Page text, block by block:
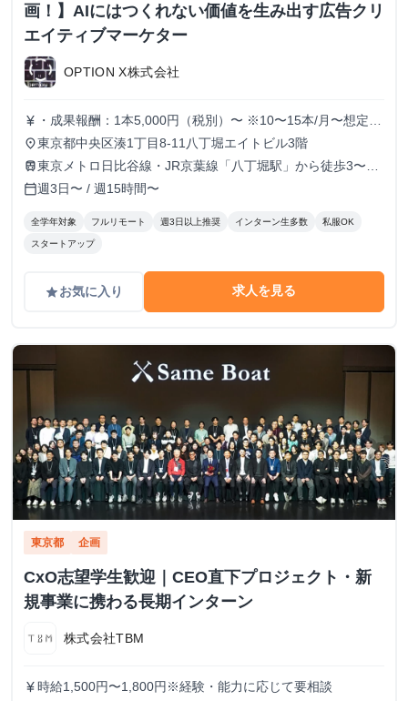
画！】AIにはつくれない価値を生み出す広告クリ
エイティブマーケター
OPTION X株式会社
currency_yen ・成果報酬：1本5,000円（税別）〜 ※10〜15本/月〜想定
※経験、実績、能力等によって変動 ※トライアル期間の場
合変動あり
place東京都中央区湊1丁目8-11八丁堀エイトビル3階
train東京メトロ日比谷線・JR京葉線「八丁堀駅」から徒歩3〜6
分
calendar_today週3日〜 / 週15時間〜
全学年対象 フルリモート 週3日以上推奨 インターン生多数 私服OK
スタートアップ
gradeお気に入り 求人を見る
東京都 企画
CxO志望学生歓迎｜CEO直下プロジェクト・新
規事業に携わる長期インターン
株式会社TBM
currency_yen 時給1,500円〜1,800円※経験・能力に応じて要相談